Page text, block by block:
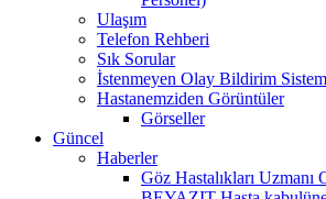
Ulaşım
Telefon Rehberi
Sık Sorular
İstenmeyen Olay Bildirim
Hastanemziden Görüntüler
Görseller
Güncel
Haberler
Göz Hastalıkları Uzmanı